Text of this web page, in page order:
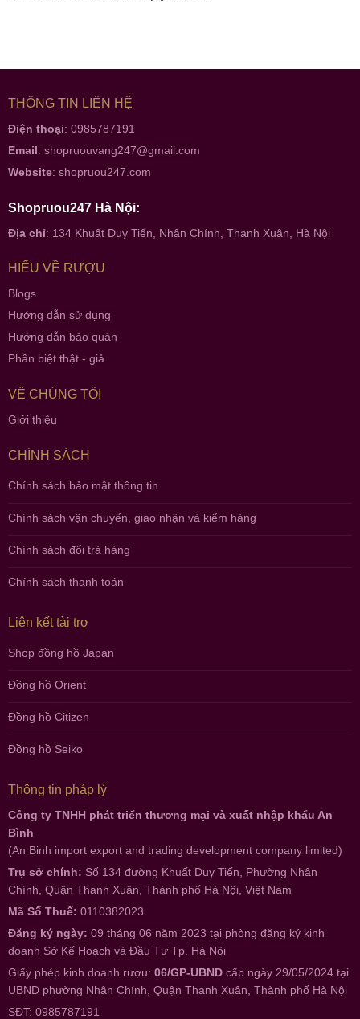
THÔNG TIN LIÊN HỆ
Điện thoại: 0985787191
Email: shopruouvang247@gmail.com
Website: shopruou247.com
Shopruou247 Hà Nội:
Địa chỉ: 134 Khuất Duy Tiến, Nhân Chính, Thanh Xuân, Hà Nội
HIỂU VỀ RƯỢU
Blogs
Hướng dẫn sử dụng
Hướng dẫn bảo quản
Phân biệt thật - giả
VỀ CHÚNG TÔI
Giới thiệu
CHÍNH SÁCH
Chính sách bảo mật thông tin
Chính sách vận chuyển, giao nhận và kiểm hàng
Chính sách đổi trả hàng
Chính sách thanh toán
Liên kết tài trợ
Shop đồng hồ Japan
Đồng hồ Orient
Đồng hồ Citizen
Đồng hồ Seiko
Thông tin pháp lý
Công ty TNHH phát triển thương mại và xuất nhập khẩu An
Bình
(An Binh import export and trading development company limited)
Trụ sở chính: Số 134 đường Khuất Duy Tiến, Phường Nhân
Chính, Quận Thanh Xuân, Thành phố Hà Nội, Việt Nam
Mã Số Thuế: 0110382023
Đăng ký ngày: 09 tháng 06 năm 2023 tại phòng đăng ký kinh
doanh Sở Kế Hoạch và Đầu Tư Tp. Hà Nội
Giấy phép kinh doanh rượu: 06/GP-UBND cấp ngày 29/05/2024 tại
UBND phường Nhân Chính, Quận Thanh Xuân, Thành phố Hà Nội
SĐT: 0985787191